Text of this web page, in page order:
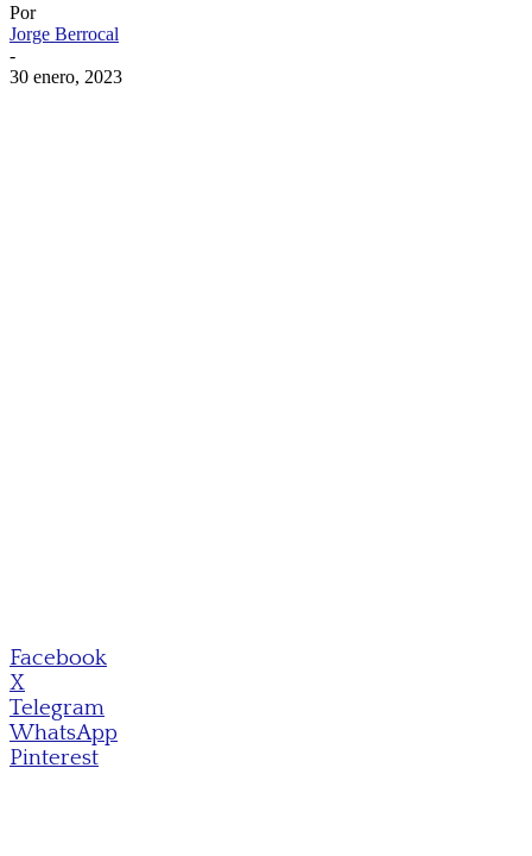
Por
Jorge Berrocal
-
30 enero, 2023
Facebook
X
Telegram
WhatsApp
Pinterest